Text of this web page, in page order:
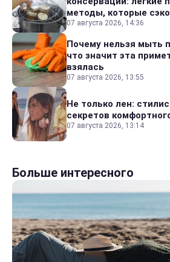
методы, которые
07 августа 2026, 14:36
Почему нельзя мыть
что значит эта
взялась
07 августа 2026, 13:55
Не только лен:
секретов
07 августа 2026, 13:14
Больше интересного